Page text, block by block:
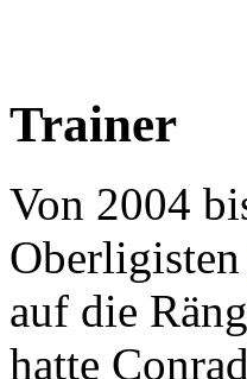
Trainer
Von 2004
Oberligisten
auf die
hatte